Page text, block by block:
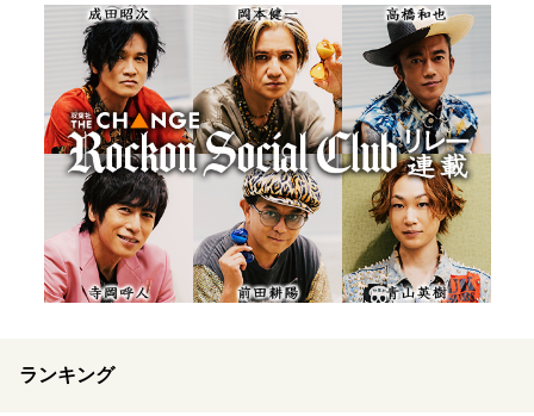
ランキング